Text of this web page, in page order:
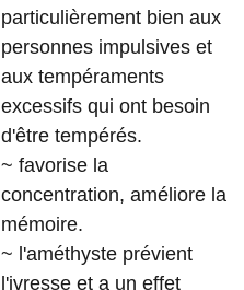
particulièrement bien aux
personnes impulsives et
aux tempéraments
excessifs qui ont besoin
d'être tempérés.
~ favorise la
concentration, améliore la
mémoire.
~ l'améthyste prévient
l'ivresse et a un effet